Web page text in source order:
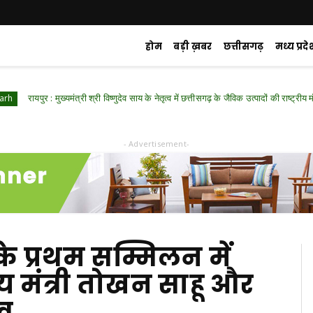
होम बड़ी ख़बर छत्तीसगढ़ मध्य
: मुख्यमंत्री श्री विष्णुदेव साय के नेतृत्व में छत्तीसगढ़ के जैविक उत्पादों की राष्ट्रीय मंच पर गूंज
- Advertisement-
प्रथम सम्मिलन में
मंत्री तोखन साहू और